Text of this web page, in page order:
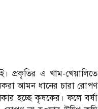
প্রকৃতির এ খাম-খেয়ালিতে
আমন ধানের চারা রোপণ
হচ্ছে কৃষকের। ফলে বর্ষা